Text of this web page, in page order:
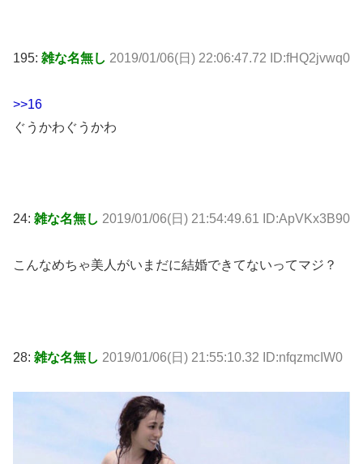
195: 雑な名無し 2019/01/06(日) 22:06:47.72 ID:fHQ2jvwq0
>>16
ぐうかわぐうかわ
24: 雑な名無し 2019/01/06(日) 21:54:49.61 ID:ApVKx3B90
こんなめちゃ美人がいまだに結婚できてないってマジ？
28: 雑な名無し 2019/01/06(日) 21:55:10.32 ID:nfqzmcIW0